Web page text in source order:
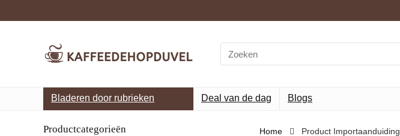
Search
for:
Bladeren door rubrieken Deal van de dag Blogs
Productcategorieën Home Product Importaanduiding